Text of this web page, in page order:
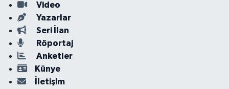
Video
Yazarlar
Seri İlan
Röportaj
Anketler
Künye
İletişim